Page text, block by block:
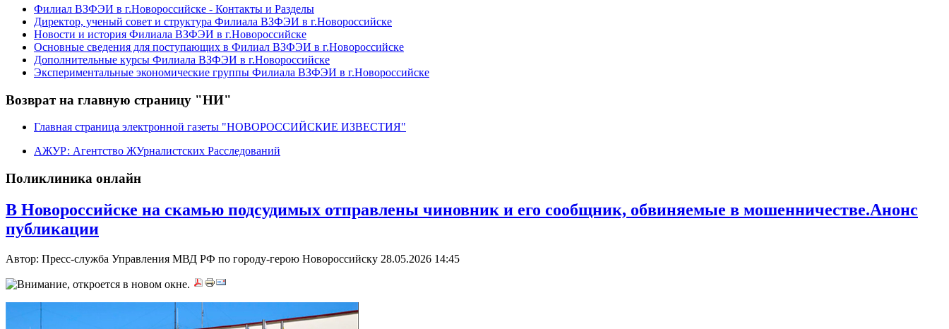
Филиал ВЗФЭИ в г.Новороссийске - Контакты и Разделы
Директор, ученый совет и структура Филиала ВЗФЭИ в г.Новороссийске
Новости и история Филиала ВЗФЭИ в г.Новороссийске
Основные сведения для поступающих в Филиал ВЗФЭИ в г.Новороссийске
Дополнительные курсы Филиала ВЗФЭИ в г.Новороссийске
Экспериментальные экономические группы Филиала ВЗФЭИ в г.Новороссийске
Возврат на главную страницу "НИ"
Главная страница электронной газеты "НОВОРОССИЙСКИЕ ИЗВЕСТИЯ"
АЖУР: Агентство ЖУрналистских Расследований
Поликлиника онлайн
В Новороссийске на скамью подсудимых отправлены чиновник и его сообщник, обвиняемые в мошенничестве.Анонс
публикации
Автор: Пресс-служба Управления МВД РФ по городу-герою Новороссийску 28.05.2026 14:45